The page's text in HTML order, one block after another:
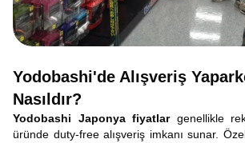
Yodobashi'de Alışveriş
Nasıldır?
Yodobashi Japonya fiyatlargenellikle
üründe duty-free alışveriş imkanı sunar.